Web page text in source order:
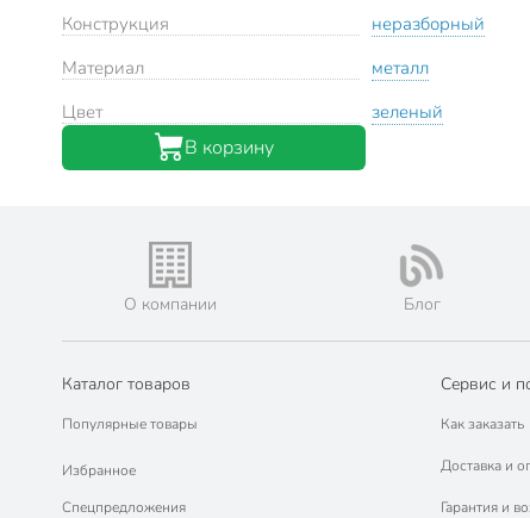
Конструкция
неразборный
Материал
металл
Цвет
зеленый
В корзину
О компании Блог
Каталог товаров
Популярные товары
Избранное
Спецпредложения
Сервис и
Как заказать
Доставка и
Гарантия и